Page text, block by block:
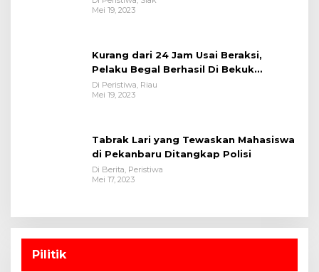
Mei 19, 2023
Kurang dari 24 Jam Usai Beraksi,
Pelaku Begal Berhasil Di Bekuk
Satreskrim Polres Kuansing
Di Peristiwa, Riau
Mei 19, 2023
Tabrak Lari yang Tewaskan Mahasiswa
di Pekanbaru Ditangkap Polisi
Di Berita, Peristiwa
Mei 17, 2023
Pilitik